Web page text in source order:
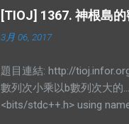
#define SS second const
pos<a.pos; } };
l, int r){ if(arr[id].cnt)
[TIOJ] 1367. 神根島
3月 06, 2017
題目連結: http://
數列次小乘以b數列次大的
<bits/stdc++.h> using